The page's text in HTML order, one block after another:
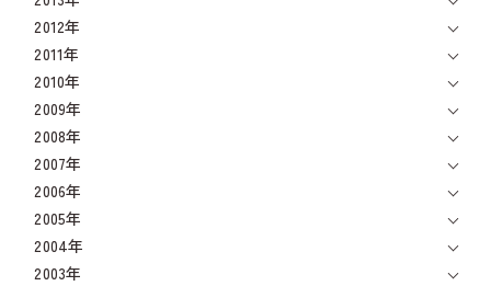
2012年
2011年
2010年
2009年
2008年
2007年
2006年
2005年
2004年
2003年